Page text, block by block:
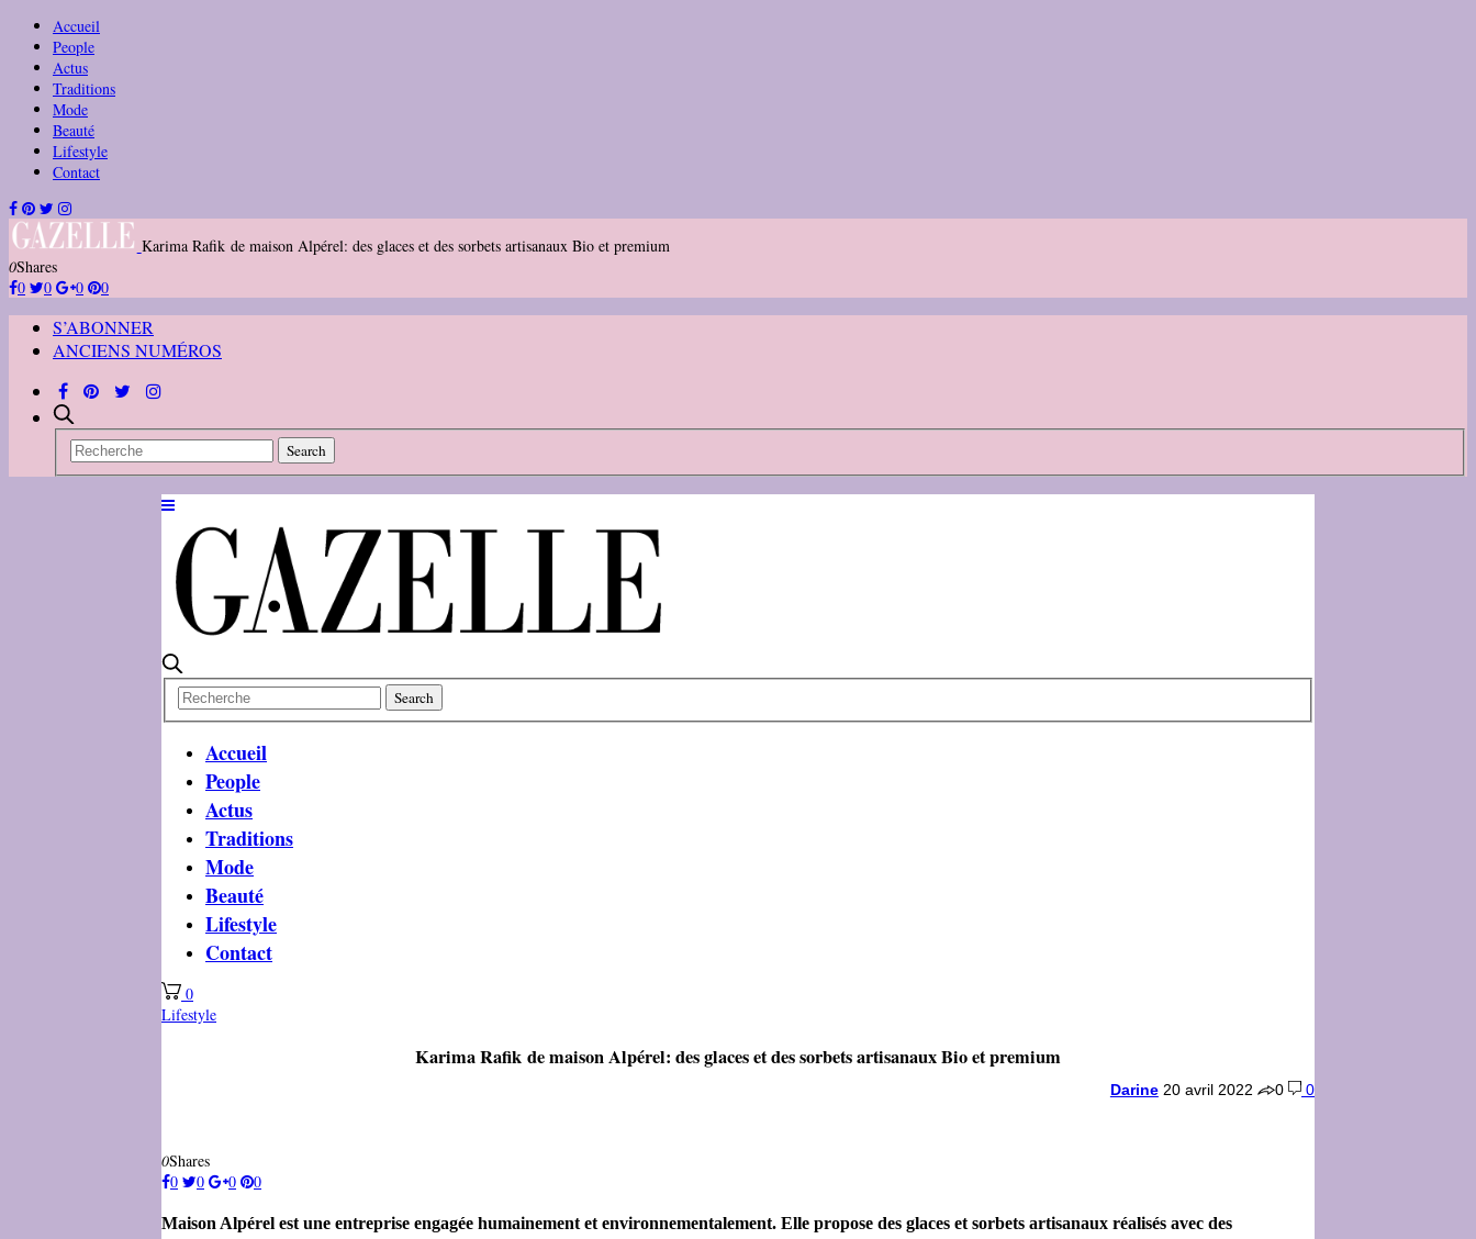
Accueil
People
Actus
Traditions
Mode
Beauté
Lifestyle
Contact
Karima Rafik de maison Alpérel: des glaces et des sorbets artisanaux Bio et premium
0Shares
0
0 0 0
S’ABONNER
ANCIENS NUMÉROS
Accueil
People
Actus
Traditions
Mode
Beauté
Lifestyle
Contact
0
Lifestyle
Karima Rafik de maison Alpérel: des glaces et des sorbets artisanaux Bio et premium
Darine 20 avril 2022 0 0
0Shares
0
0 0 0
Maison Alpérel est une entreprise engagée humainement et environnementalement. Elle propose des glaces et sorbets artisanaux réalisés avec des